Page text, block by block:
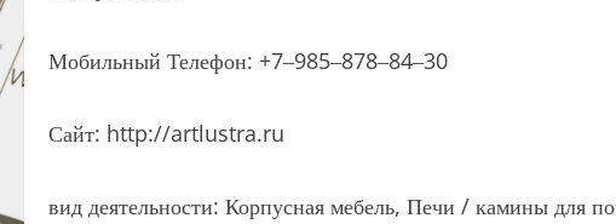
Мобильный Телефон: +7‒985‒878‒84‒30
Сайт: http://artlustra.ru
вид деятельности: Корпусная мебель, Печи / камины для